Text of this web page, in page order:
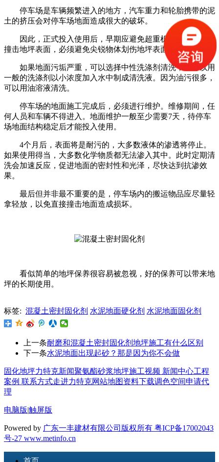
停车场是车辆频繁进入的地方，汽车重力和轮胎携带的泥
土的挤压会对停车场地面造成很大的破坏。
因此，正式投入使用后，早期应避免超重机器和物体直接
撞击地坪表面，必须避免尖锐物体划伤地坪表面。
如果地面污垢严重，可以选择中性洗涤剂清洗，也可以用
一般的洗涤剂以小浓度加入水中制成清洗液。因为油污很多，
可以用油溶液清洗。
停车场的地面施工完成后，必须进行维护。维修期间，任
何人员和车辆不得进入。地面维护一般至少需要7天，待停车
场地面结构稳定后才能投入使用。
4个月后，表面将是耐污的，大多数液体的渗透将停止。
如果使用得当，大多数化学物质都无法渗入其中。此时定期清
洗会加速反应，促进地面的密封性和光泽，尽快达到抗渗效
果。
最后但并非最不重要的是，停车场内的搬运物品应尽量轻
拿轻放，以免直接撞击地面造成损坏。
看似简单的地坪保养很容易被忽视，好的保养可以带来地
坪的长期使用。
标签: 混凝土密封固化剂 水泥地面硬化剂 水泥地面固化剂
上一条耐磨和混凝土密封固化剂地坪施工有什么区别
下一条水泥地面出现起砂？那是因为你不会做
固化地坪力特克新闻聚氨酯砂浆地坪施工视频 新闻中心工程
案例 联系方式走进力特克网站地图资料下载调色空间申请代
理
电脑版|触屏版
Powered by 广东一丰建材有限公司版权所有 粤ICP备17002043
号-27 www.metinfo.cn